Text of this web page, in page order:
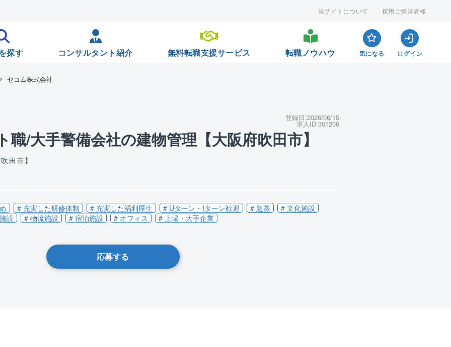
当サイトについて 採用ご担当者様
探す コンサルタント紹介 無料転職支援サービス 転職ノウハウ 気になる ログイン
登録日:2026/06/15
求人ID:301206
/大手警備会社の建物管理【大阪府吹田市】
田市】
# 充実した研修体制 # 充実した福利厚生 # Uターン・Iターン歓迎 # 急募
# 文化施設
設
# 物流施設 # 宿泊施設 # オフィス # 上場・大手企業
応募する
セコム株式会社